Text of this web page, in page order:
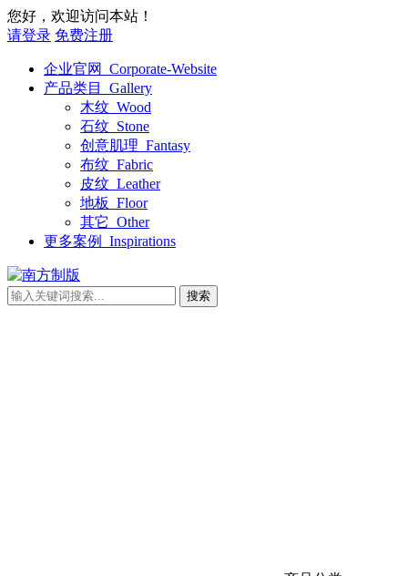
您好，欢迎访问本站！
请登录 免费注册
企业官网_Corporate-Website
产品类目_Gallery
木纹_Wood
石纹_Stone
创意肌理_Fantasy
布纹_Fabric
皮纹_Leather
地板_Floor
其它_Other
更多案例_Inspirations